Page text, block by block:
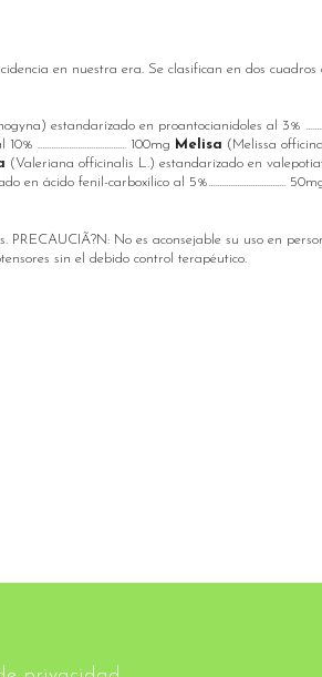
en nuestra era. Se clasifican en dos cuadros
estandarizado en proantocianidoles al 3%
100mg Melisa (Melissa
(Valeriana officinalis L.) estandarizado en
ácido fenil-carboxílico al 5%...................................
No es aconsejable su uso en
sin el debido control terapéutico.